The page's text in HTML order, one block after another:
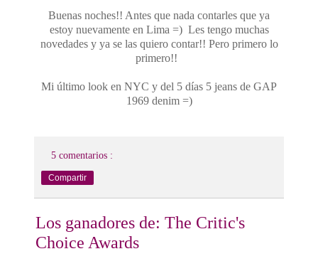
Buenas noches!! Antes que nada contarles que ya
estoy nuevamente en Lima =) Les tengo muchas
novedades y ya se las quiero contar!! Pero primero lo
primero!!
Mi último look en NYC y del 5 días 5 jeans de GAP
1969 denim =)
5 comentarios :
Compartir
Los ganadores de: The Critic's
Choice Awards